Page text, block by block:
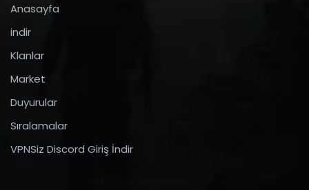
Anasayfa
indir
Klanlar
Market
Duyurular
Sıralamalar
VPNSiz Discord Giriş İndir